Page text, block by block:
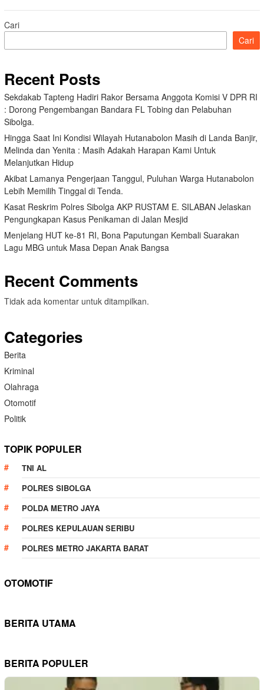
Cari
Cari
Recent Posts
Sekdakab Tapteng Hadiri Rakor Bersama Anggota Komisi V DPR RI
: Dorong Pengembangan Bandara FL Tobing dan Pelabuhan
Sibolga.
Hingga Saat Ini Kondisi Wilayah Hutanabolon Masih di Landa Banjir,
Melinda dan Yenita : Masih Adakah Harapan Kami Untuk
Melanjutkan Hidup
Akibat Lamanya Pengerjaan Tanggul, Puluhan Warga Hutanabolon
Lebih Memilih Tinggal di Tenda.
Kasat Reskrim Polres Sibolga AKP RUSTAM E. SILABAN Jelaskan
Pengungkapan Kasus Penikaman di Jalan Mesjid
Menjelang HUT ke-81 RI, Bona Paputungan Kembali Suarakan
Lagu MBG untuk Masa Depan Anak Bangsa
Recent Comments
Tidak ada komentar untuk ditampilkan.
Categories
Berita
Kriminal
Olahraga
Otomotif
Politik
TOPIK POPULER
TNI AL
POLRES SIBOLGA
POLDA METRO JAYA
POLRES KEPULAUAN SERIBU
POLRES METRO JAKARTA BARAT
OTOMOTIF
BERITA UTAMA
BERITA POPULER